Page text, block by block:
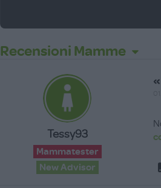
Recensioni Mamme
Tessy93
Mammatester
New Advisor